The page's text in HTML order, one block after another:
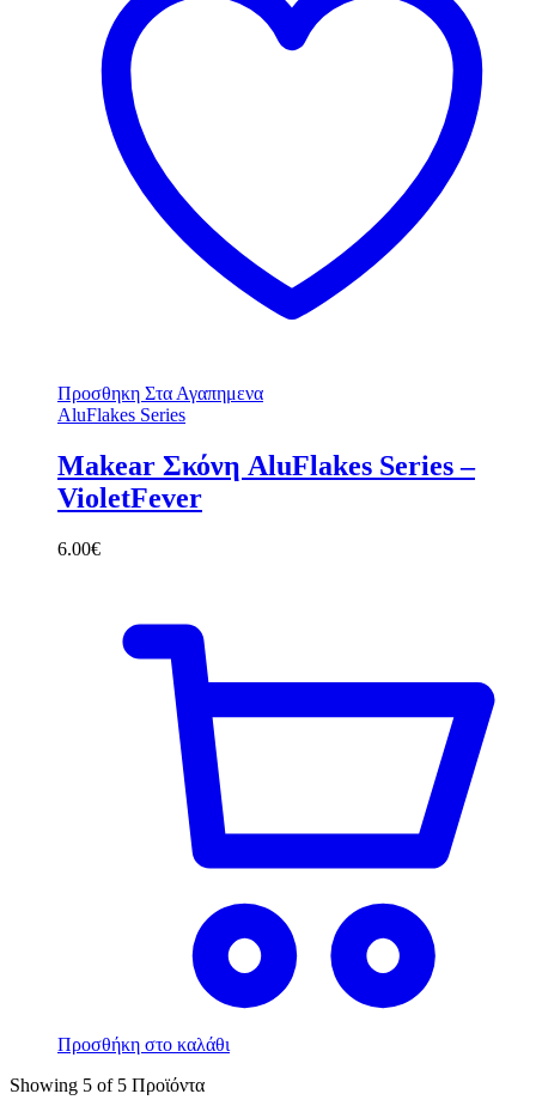
Προσθηκη Στα Αγαπημενα
AluFlakes Series
Makear Σκόνη AluFlakes Series –
VioletFever
6.00€
Προσθήκη στο καλάθι
Showing 5 of 5 Προϊόντα